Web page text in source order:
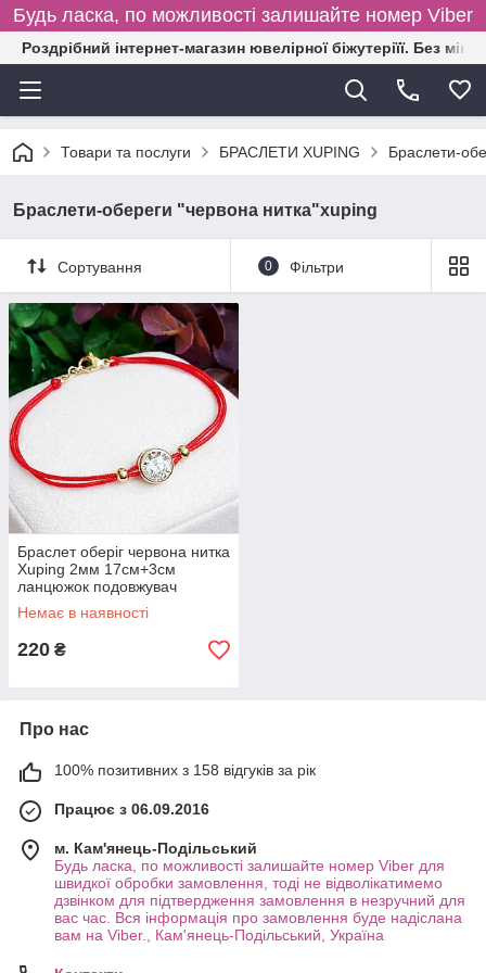
Будь ласка, по можливості залишайте номер Viber
Роздрібний інтернет-магазин ювелірної біжутеріїї. Без
Товари та послуги БРАСЛЕТИ XUPING Браслети-
Браслети-обереги "червона нитка"xuping
Сортування 0 Фільтри
Браслет оберіг червона нитка
Xuping 2мм 17см+3см
ланцюжок подовжувач
цирконій 8мм 6289
Немає в наявності
220 ₴
Про нас
100% позитивних з 158 відгуків за рік
Працює з 06.09.2016
м. Кам'янець-Подільський
Будь ласка, по можливості залишайте номер Viber для
швидкої обробки замовлення, тоді не відволікатимемо
дзвінком для підтвердження замовлення в незручний для
вас час. Вся інформація про замовлення буде надіслана
вам на Viber., Кам'янець-Подільський, Україна